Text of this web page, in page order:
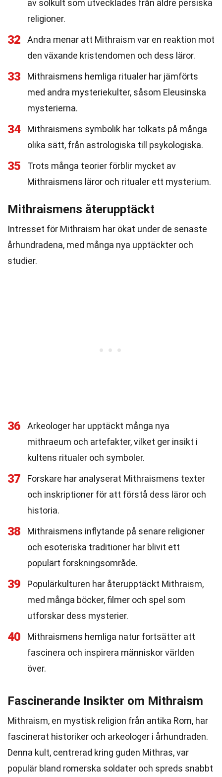
av solkult som utvecklades från äldre persiska
religioner.
32
Andra menar att Mithraism var en reaktion mot
den växande kristendomen och dess läror.
33
Mithraismens hemliga ritualer har jämförts
med andra mysteriekulter, såsom Eleusinska
mysterierna.
34
Mithraismens symbolik har tolkats på många
olika sätt, från astrologiska till psykologiska.
35
Trots många teorier förblir mycket av
Mithraismens läror och ritualer ett mysterium.
Mithraismens återupptäckt
Intresset för Mithraism har ökat under de senaste
århundradena, med många nya upptäckter och
studier.
36
Arkeologer har upptäckt många nya
mithraeum och artefakter, vilket ger insikt i
kultens ritualer och symboler.
37
Forskare har analyserat Mithraismens texter
och inskriptioner för att förstå dess läror och
historia.
38
Mithraismens inflytande på senare religioner
och esoteriska traditioner har blivit ett
populärt forskningsområde.
39
Populärkulturen har återupptäckt Mithraism,
med många böcker, filmer och spel som
utforskar dess mysterier.
40
Mithraismens hemliga natur fortsätter att
fascinera och inspirera människor världen
över.
Fascinerande Insikter om Mithraism
Mithraism, en mystisk religion från antika Rom, har
fascinerat historiker och arkeologer i århundraden.
Denna kult, centrerad kring guden Mithras, var
populär bland romerska soldater och spreds snabbt